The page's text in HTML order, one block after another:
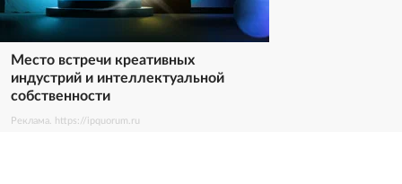
Место встречи креативных
индустрий и интеллектуальной
собственности
Реклама. https://ipquorum.ru